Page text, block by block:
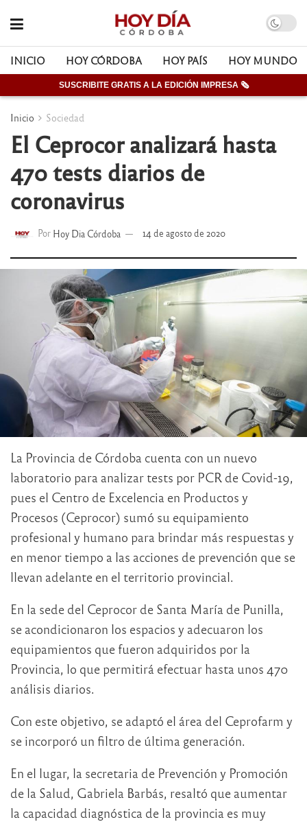
INICIO HOY CÓRDOBA HOY PAÍS HOY MUNDO
SUSCRIBITE GRATIS A LA EDICIÓN IMPRESA 🗞
Inicio Sociedad
El Ceprocor analizará hasta
470 tests diarios de
coronavirus
Por Hoy Dia Córdoba 14 de agosto de 2020
La Provincia de Córdoba cuenta con un nuevo
laboratorio para analizar tests por PCR de Covid-19,
pues el Centro de Excelencia en Productos y
Procesos (Ceprocor) sumó su equipamiento
profesional y humano para brindar más respuestas y
en menor tiempo a las acciones de prevención que se
llevan adelante en el territorio provincial.
En la sede del Ceprocor de Santa María de Punilla,
se acondicionaron los espacios y adecuaron los
equipamientos que fueron adquiridos por la
Provincia, lo que permitirá efectuar hasta unos 470
análisis diarios.
Con este objetivo, se adaptó el área del Ceprofarm y
se incorporó un filtro de última generación.
En el lugar, la secretaria de Prevención y Promoción
de la Salud, Gabriela Barbás, resaltó que aumentar
la capacidad diagnóstica de la provincia es muy